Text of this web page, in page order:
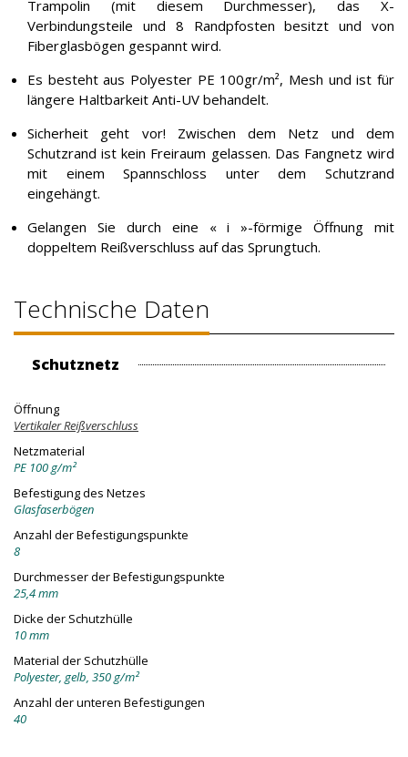
Trampolin (mit diesem Durchmesser), das X-
Verbindungsteile und 8 Randpfosten besitzt und von
Fiberglasbögen gespannt wird.
Es besteht aus Polyester PE 100gr/m², Mesh und ist für
längere Haltbarkeit Anti-UV behandelt.
Sicherheit geht vor! Zwischen dem Netz und dem
Schutzrand ist kein Freiraum gelassen. Das Fangnetz wird
mit einem Spannschloss unter dem Schutzrand
eingehängt.
Gelangen Sie durch eine « i »-förmige Öffnung mit
doppeltem Reißverschluss auf das Sprungtuch.
Technische Daten
Schutznetz
Öffnung
Vertikaler Reißverschluss
Netzmaterial
PE 100 g/m²
Befestigung des Netzes
Glasfaserbögen
Anzahl der Befestigungspunkte
8
Durchmesser der Befestigungspunkte
25,4 mm
Dicke der Schutzhülle
10 mm
Material der Schutzhülle
Polyester, gelb, 350 g/m²
Anzahl der unteren Befestigungen
40